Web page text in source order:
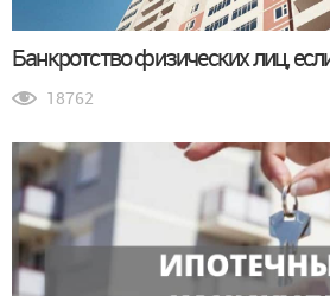
Банкротство физических лиц,
18762